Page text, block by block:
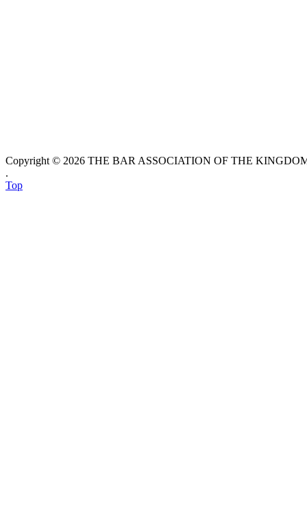
Copyright © 2026 THE BAR ASSOCIATION OF THE
.
Top